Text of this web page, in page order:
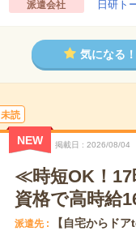
派遣会社 日研ト
気になる！
未読
NEW 掲載日 2026/08/04
≪時短OK！17
資格で高時給
派遣先 【自宅からド